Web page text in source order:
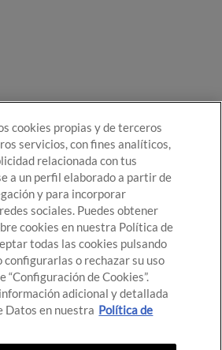
cookies propias y de terceros
servicios, con fines analíticos,
relacionada con tus
a un perfil elaborado a partir de
y para incorporar
sociales. Puedes obtener
cookies en nuestra Política de
todas las cookies pulsando
configurarlas o rechazar su uso
“Configuración de Cookies”.
adicional y detallada
Datos en nuestra Política de